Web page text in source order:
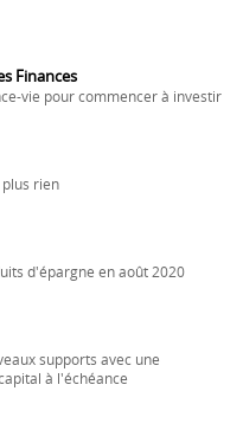
Finances
vie pour commencer à investir
plus rien
d'épargne en août 2020
supports avec une
à l'échéance